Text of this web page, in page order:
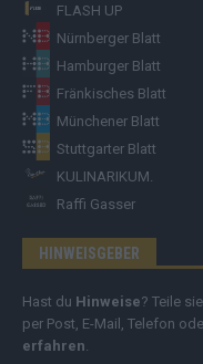
FLASH UP
Nürnberger Blatt
Hamburger Blatt
Fränkisches Blatt
Münchener Blatt
Stuttgarter Blatt
KULINARIKUM.
Raffi Gasser
HINWEISGEBER
Hast du Hinweise? Teile
per Post, E-Mail, Telefon
erfahren